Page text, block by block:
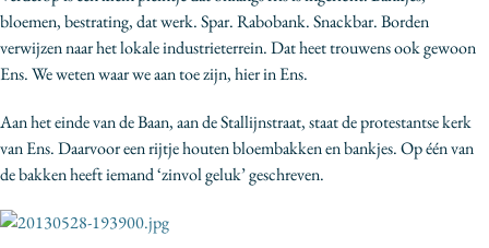
bloemen, bestrating, dat werk. Spar. Rabobank. Snackbar. Borden
verwijzen naar het lokale industrieterrein. Dat heet trouwens ook gewoon
Ens. We weten waar we aan toe zijn, hier in Ens.
Aan het einde van de Baan, aan de Stallijnstraat, staat de protestantse kerk
van Ens. Daarvoor een rijtje houten bloembakken en bankjes. Op één van
de bakken heeft iemand ‘zinvol geluk’ geschreven.